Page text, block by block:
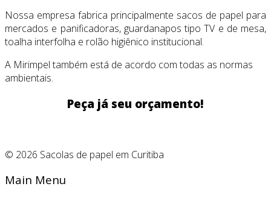
Nossa empresa fabrica principalmente sacos de papel para
mercados e panificadoras, guardanapos tipo TV e de mesa,
toalha interfolha e rolão higiênico institucional.
A Mirimpel também está de acordo com todas as normas
ambientais.
Peça já seu orçamento!
© 2026 Sacolas de papel em Curitiba
Main Menu